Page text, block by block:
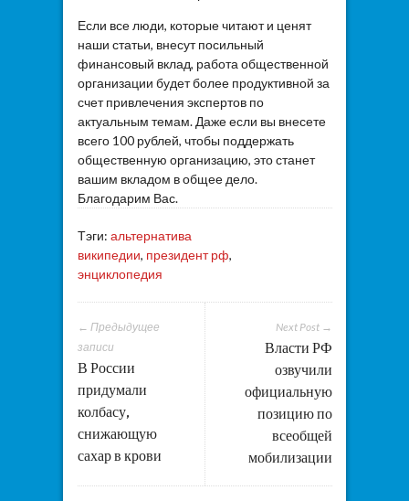
Если все люди, которые читают и ценят
наши статьи, внесут посильный
финансовый вклад, работа общественной
организации будет более продуктивной за
счет привлечения экспертов по
актуальным темам. Даже если вы внесете
всего 100 рублей, чтобы поддержать
общественную организацию, это станет
вашим вкладом в общее дело.
Благодарим Вас.
Тэги: альтернатива
википедии, президент рф,
энциклопедия
Next Post →
Власти РФ
озвучили
официальную
позицию по
всеобщей
мобилизации
← Предыдущее
записи
В России
придумали
колбасу,
снижающую
сахар в крови